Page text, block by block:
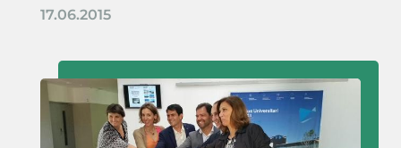
17.06.2015